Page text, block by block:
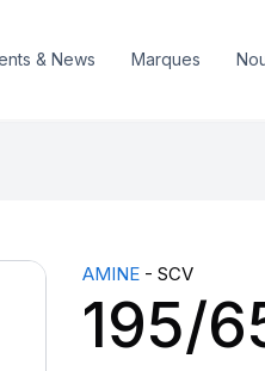
& News Marques
AMINE - SCV
195/